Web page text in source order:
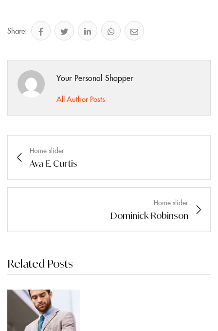
Share:
Your Personal Shopper
All Author Posts
Home slider
Ava E. Curtis
Home slider
Dominick Robinson
Related Posts